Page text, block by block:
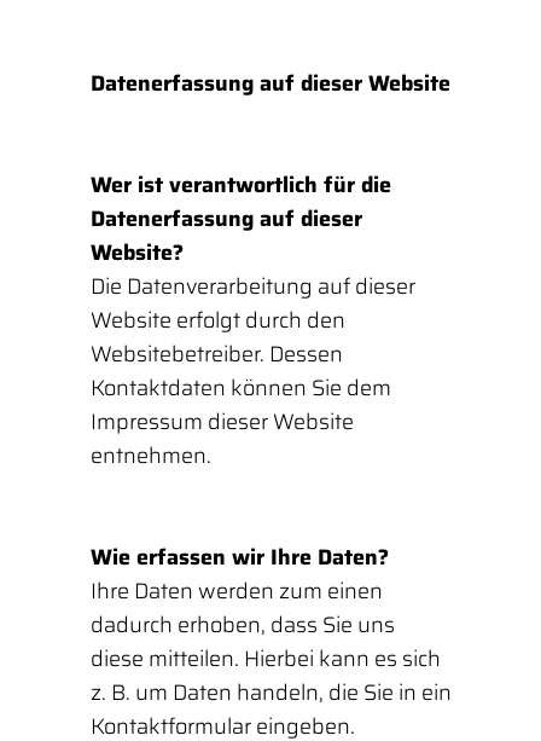
Datenerfassung auf dieser Website
Wer ist verantwortlich für die
Datenerfassung auf dieser
Website?
Die Datenverarbeitung auf dieser
Website erfolgt durch den
Websitebetreiber. Dessen
Kontaktdaten können Sie dem
Impressum dieser Website
entnehmen.
Wie erfassen wir Ihre Daten?
Ihre Daten werden zum einen
dadurch erhoben, dass Sie uns
diese mitteilen. Hierbei kann es sich
z. B. um Daten handeln, die Sie in ein
Kontaktformular eingeben.